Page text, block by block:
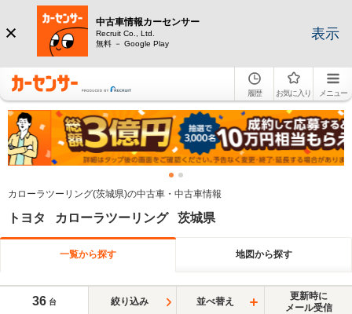
中古車情報カーセンサー
Recruit Co., Ltd.
無料 － Google Play
表示
履歴 お気に入り メニュー
カローラツーリング(茨城県)の中古車・中古車情報
トヨタ カローラツーリング 茨城県
一覧から探す 地図から探す
36 台 絞り込み 並べ替え
更新時に
メール受信